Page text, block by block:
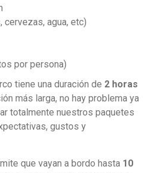
agua, etc)
por persona)
tiene una duración de 2 horas
más larga, no hay problema ya
totalmente nuestros paquetes
gustos y
que vayan a bordo hasta 10